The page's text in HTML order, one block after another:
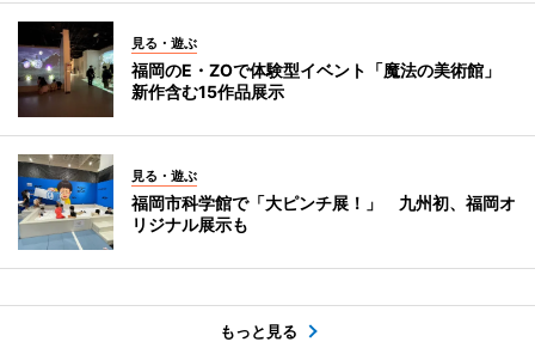
見る・遊ぶ
福岡のE・ZOで体験型イベント「魔法の美術館」
新作含む15作品展示
見る・遊ぶ
福岡市科学館で「大ピンチ展！」 九州初、福岡オ
リジナル展示も
もっと見る